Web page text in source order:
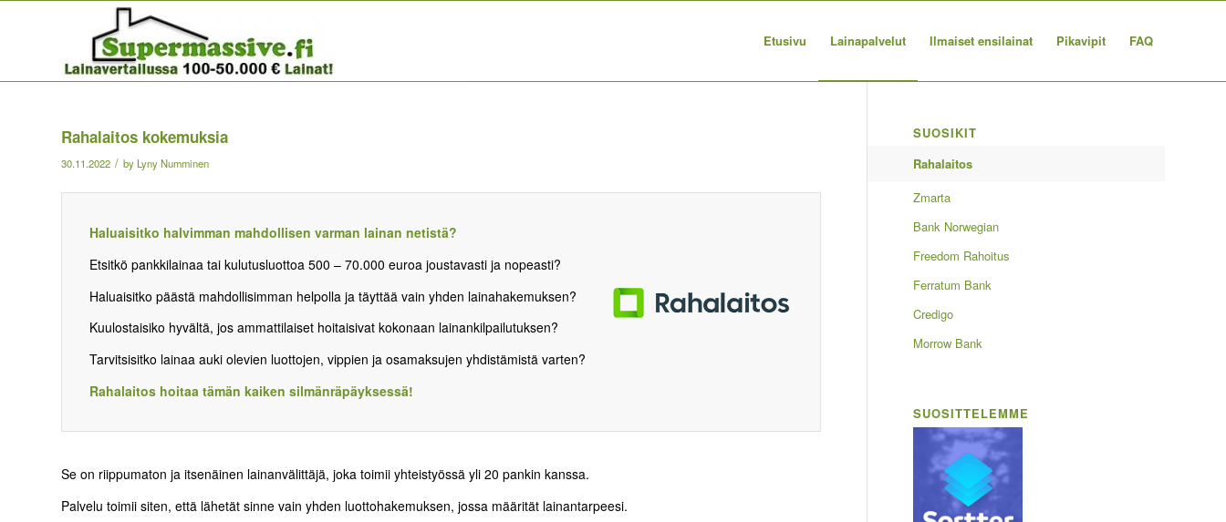
Etusivu Lainapalvelut Ilmaiset ensilainat Pikavipit FAQ
Rahalaitos kokemuksia
30.11.2022 / by Lyny Numminen
Haluaisitko halvimman mahdollisen varman lainan netistä?
Etsitkö pankkilainaa tai kulutusluottoa 500 – 70.000 euroa joustavasti ja nopeasti?
Haluaisitko päästä mahdollisimman helpolla ja täyttää vain yhden lainahakemuksen?
Kuulostaisiko hyvältä, jos ammattilaiset hoitaisivat kokonaan lainankilpailutuksen?
Tarvitsisitko lainaa auki olevien luottojen, vippien ja osamaksujen yhdistämistä varten?
Rahalaitos hoitaa tämän kaiken silmänräpäyksessä!
Se on riippumaton ja itsenäinen lainanvälittäjä, joka toimii yhteistyössä yli 20 pankin kanssa.
Palvelu toimii siten, että lähetät sinne vain yhden luottohakemuksen, jossa määrität lainantarpeesi.
SUOSIKIT
Rahalaitos
Zmarta
Bank Norwegian
Freedom Rahoitus
Ferratum Bank
Credigo
Morrow Bank
SUOSITTELEMME